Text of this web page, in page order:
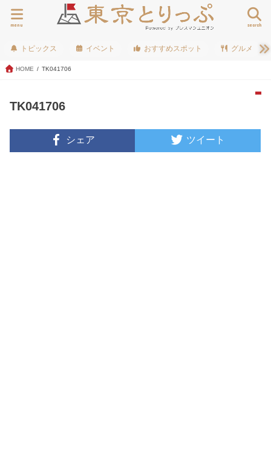
search
menu
トピックス イベント おすすめスポット グルメ
HOME TK041706
TK041706
シェア ツイート